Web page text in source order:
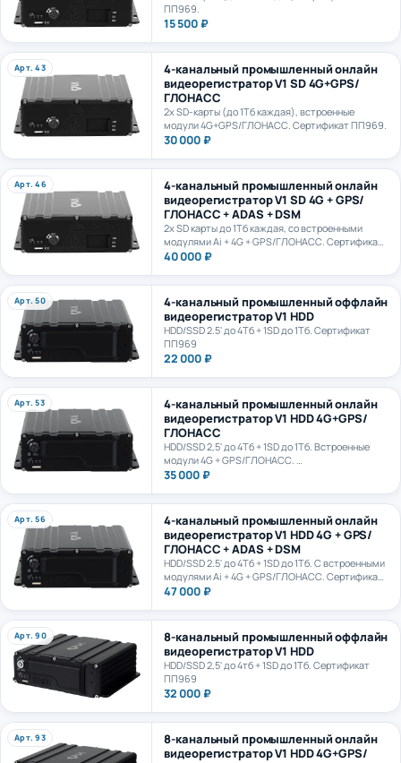
15 500 ₽
Арт. 43
4-канальный промышленный онлайн
видеорегистратор V1 SD 4G+GPS/
ГЛОНАСС
2х SD-карты (до 1Тб каждая), встроенные
модули 4G+GPS/ГЛОНАСС. Сертификат ПП969.
30 000 ₽
Арт. 46
4-канальный промышленный онлайн
видеорегистратор V1 SD 4G + GPS/
ГЛОНАСС + ADAS + DSM
2х SD карты до 1Тб каждая, со встроенными
модулями Ai + 4G + GPS/ГЛОНАСС. Сертификат
ПП969.
40 000 ₽
Арт. 50
4-канальный промышленный оффлайн
видеорегистратор V1 HDD
HDD/SSD 2.5' до 4Тб + 1SD до 1Тб. Сертификат
ПП969
22 000 ₽
Арт. 53
4-канальный промышленный онлайн
видеорегистратор V1 HDD 4G+GPS/
ГЛОНАСС
HDD/SSD 2,5' до 4Тб + 1SD до 1Тб. Встроенные
модули 4G + GPS/ГЛОНАСС.
Сертификат ПП969
35 000 ₽
Арт. 56
4-канальный промышленный онлайн
видеорегистратор V1 HDD 4G + GPS/
ГЛОНАСС + ADAS + DSM
HDD/SSD 2.5' до 4Тб + 1SD до 1Тб. С встроенными
модулями Ai + 4G + GPS/ГЛОНАСС. Сертификат
ПП969. Сертификат ИИ ГОСТ Р 70885-2023
47 000 ₽
Арт. 90
8-канальный промышленный оффлайн
видеорегистратор V1 HDD
HDD/SSD 2,5' до 4тб + 1SD до 1Тб. Сертификат
ПП969
32 000 ₽
Арт. 93
8-канальный промышленный онлайн
видеорегистратор V1 HDD 4G+GPS/
ГЛОНАСС